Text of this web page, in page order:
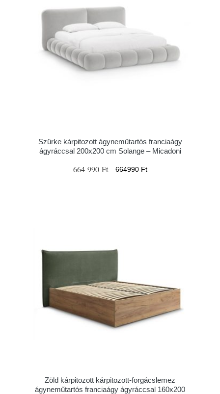
Szürke kárpitozott ágyneműtartós franciaágy
ágyráccsal 200x200 cm Solange – Micadoni
664 990 Ft 664990 Ft
Zöld kárpitozott kárpitozott-forgácslemez
ágyneműtartós franciaágy ágyráccsal 160x200